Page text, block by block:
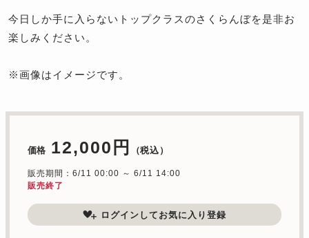
今日しか手に入らないトップクラスのさくらんぼを是非お
楽しみください。
※画像はイメージです。
価格 12,000円 （税込）
販売期間：6/11 00:00 ～ 6/11 14:00
販売終了
ログインしてお気に入り登録